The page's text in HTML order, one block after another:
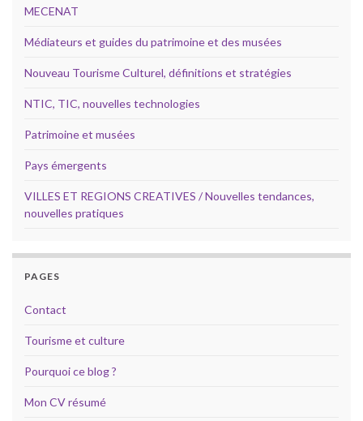
MECENAT
Médiateurs et guides du patrimoine et des musées
Nouveau Tourisme Culturel, définitions et stratégies
NTIC, TIC, nouvelles technologies
Patrimoine et musées
Pays émergents
VILLES ET REGIONS CREATIVES / Nouvelles tendances,
nouvelles pratiques
PAGES
Contact
Tourisme et culture
Pourquoi ce blog ?
Mon CV résumé